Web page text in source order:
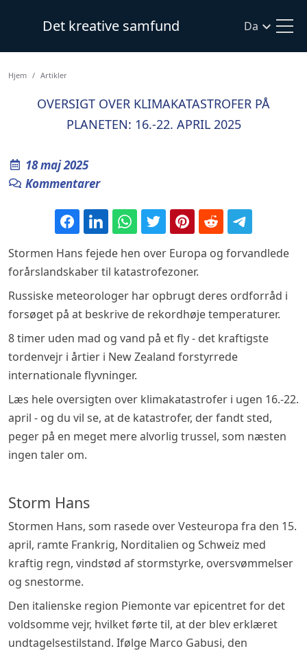
Det kreative samfund Da
Hjem Artikler
OVERSIGT OVER KLIMAKATASTROFER PÅ
PLANETEN: 16.-22. APRIL 2025
18 maj 2025
Kommentarer
Stormen Hans fejede hen over Europa og forvandlede
forårslandskaber til katastrofezoner.
Russiske meteorologer har opbrugt deres ordforråd i
forsøget på at beskrive de rekordhøje temperaturer.
8 timer uden mad og vand på et fly - det kraftigste
tordenvejr i årtier i New Zealand forstyrrede
internationale flyvninger.
Læs hele oversigten over klimakatastrofer i ugen 16.-22.
april - og du vil se, at de katastrofer, der fandt sted,
peger på en meget mere alvorlig trussel, som næsten
ingen taler om.
Storm Hans
Stormen Hans, som rasede over Vesteuropa fra den 15.
april, ramte Frankrig, Norditalien og Schweiz med
kraftig regn, vindstød af stormstyrke, oversvømmelser
og snestorme.
Den italienske region Piemonte var epicentret for det
voldsomme vejr, hvilket førte til, at der blev erklæret
undtagelsestilstand. Ifølge Marco Gabusi, den